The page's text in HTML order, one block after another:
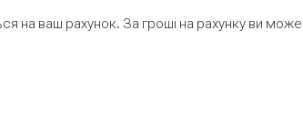
на ваш рахунок. За гроші на рахунку ви